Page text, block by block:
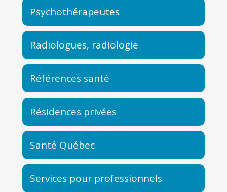
Psychothérapeutes
Radiologues, radiologie
Références santé
Résidences privées
Santé Québec
Services pour professionnels